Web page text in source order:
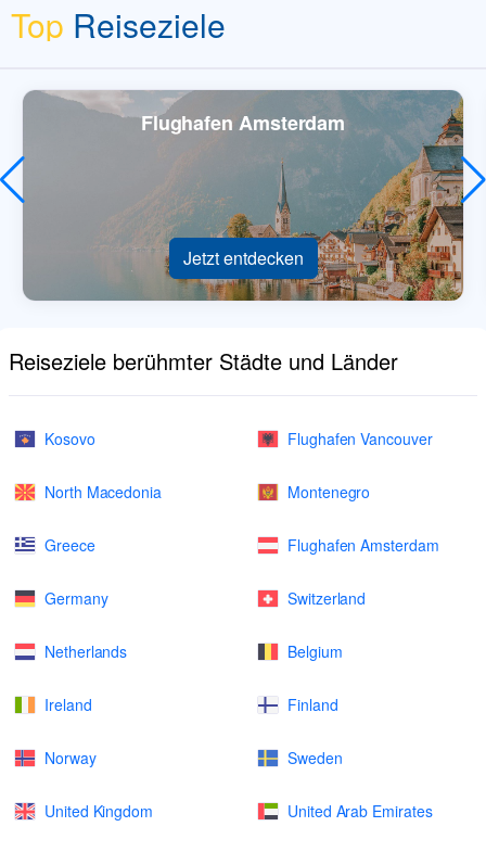
Top Reiseziele
Flughafen Amsterdam
Jetzt entdecken
Reiseziele berühmter Städte und Länder
Kosovo Flughafen Vancouver
North Macedonia Montenegro
Greece Flughafen Amsterdam
Germany Switzerland
Netherlands Belgium
Ireland Finland
Norway Sweden
United Kingdom United Arab Emirates